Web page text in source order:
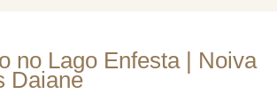
no Lago Enfesta | Noiva
Daiane